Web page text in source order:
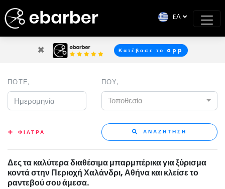
× Κατέβασε το app
EΛ
ΠΟΤΕ; ΠΟΥ;
Τοποθεσία
ΦΙΛΤΡΑ ΑΝΑΖΗΤΗΣΗ
Δες τα καλύτερα διαθέσιμα μπαρμπέρικα για ξύρισμα
κοντά στην Περιοχή Χαλάνδρι, Αθήνα και κλείσε το
ραντεβού σου άμεσα.